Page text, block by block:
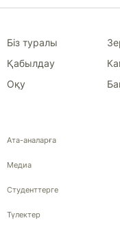
Біз туралы
Қабылдау
Оқу
Ата-аналарға
Медиа
Студенттерге
Түлектер